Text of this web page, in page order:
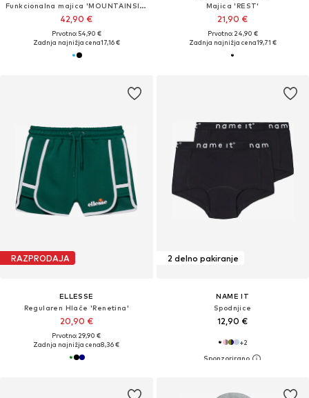
Funkcionalna majica 'MOUNTAINSIDE'
42,90 €
Prvotno: 54,90 €
Zadnja najnižja cena17,16 €
Majica 'REST'
21,90 €
Prvotno: 24,90 €
Zadnja najnižja cena19,71 €
RAZPRODAJA
ELLESSE
Regularen Hlače 'Renetina'
20,90 €
Prvotno: 29,90 €
Zadnja najnižja cena8,36 €
2 delno pakiranje
NAME IT
Spodnjice
12,90 €
+2